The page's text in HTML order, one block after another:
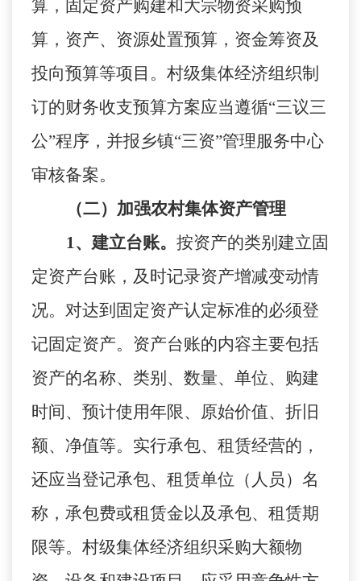
算，固定资产购建和大宗物资采购预
算，资产、资源处置预算，资金筹资及
投向预算等项目。村级集体经济组织制
订的财务收支预算方案应当遵循“三议三
公”程序，并报乡镇“三资”管理服务中心
审核备案。
（二）加强农村集体资产管理
1、建立台账。 按资产的类别建立固
定资产台账，及时记录资产增减变动情
况。对达到固定资产认定标准的必须登
记固定资产。资产台账的内容主要包括
资产的名称、类别、数量、单位、购建
时间、预计使用年限、原始价值、折旧
额、净值等。实行承包、租赁经营的，
还应当登记承包、租赁单位（人员）名
称，承包费或租赁金以及承包、租赁期
限等。村级集体经济组织采购大额物